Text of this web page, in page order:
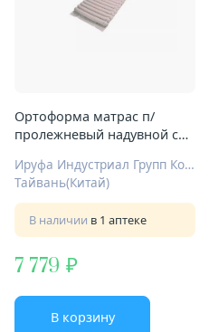
Ортоформа матрас п/
пролежневый надувной с
Ируфа Индустриал Групп Ко Лтд
Тайвань(Китай)
В наличии в 1 аптеке
7 779
В корзину